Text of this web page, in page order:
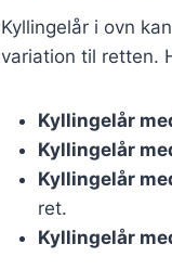
Kyllingelår i ovn
variation til retten.
Kyllingelår
Kyllingelår
Kyllingelår
ret.
Kyllingelår